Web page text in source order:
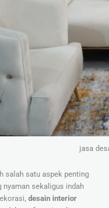
jasa
salah satu aspek penting
nyaman sekaligus indah
desain interior